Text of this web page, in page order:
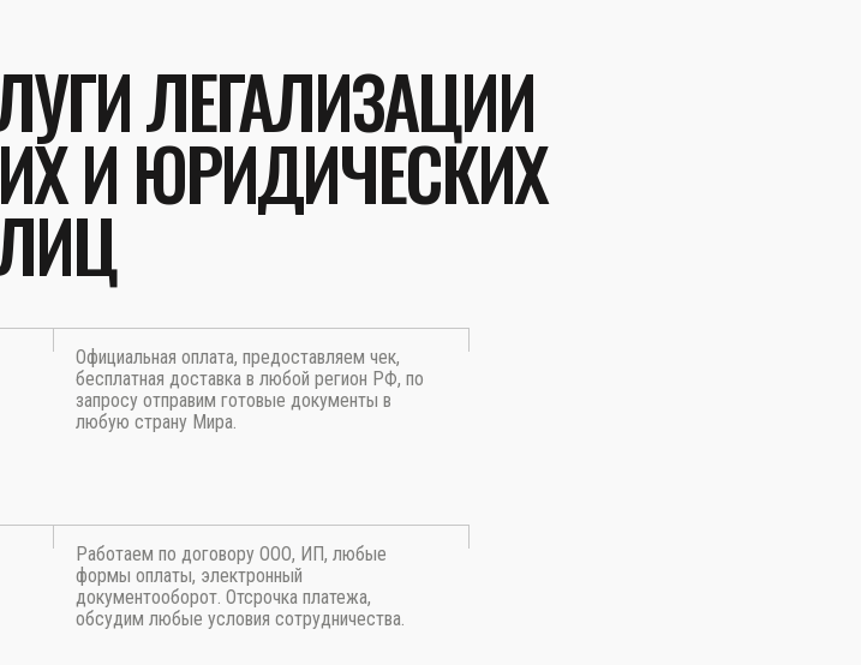
ЛЕГАЛИЗАЦИИ
И ЮРИДИЧЕСКИХ
Официальная оплата, предоставляем чек,
бесплатная доставка в любой регион РФ, по
запросу отправим готовые документы в
любую страну Мира.
Работаем по договору ООО, ИП, любые
формы оплаты, электронный
документооборот. Отсрочка платежа,
обсудим любые условия сотрудничества.